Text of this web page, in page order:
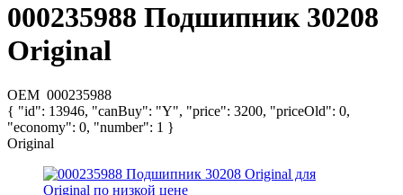
000235988 Подшипник 30208
Original
OEM 000235988
{ "id": 13946, "canBuy": "Y", "price": 3200, "priceOld": 0,
"economy": 0, "number": 1 }
Original